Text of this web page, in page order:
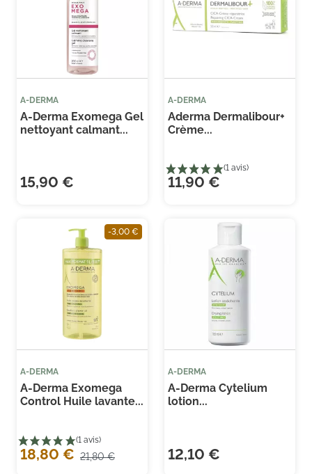
A-DERMA
A-Derma Exomega Gel
nettoyant calmant...
15,90 €
A-DERMA
Aderma Dermalibour+
Crème...
11,90 €
-3,00 €
A-DERMA
A-Derma Exomega
Control Huile lavante...
18,80 € 21,80 €
A-DERMA
A-Derma Cytelium
lotion...
12,10 €